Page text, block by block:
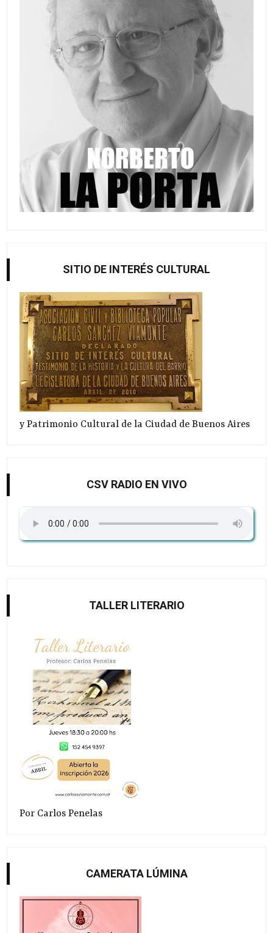
SITIO DE INTERÉS CULTURAL
y Patrimonio Cultural de la Ciudad de Buenos Aires
CSV RADIO EN VIVO
TALLER LITERARIO
Por Carlos Penelas
CAMERATA LÚMINA